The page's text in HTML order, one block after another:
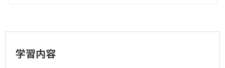
学習内容